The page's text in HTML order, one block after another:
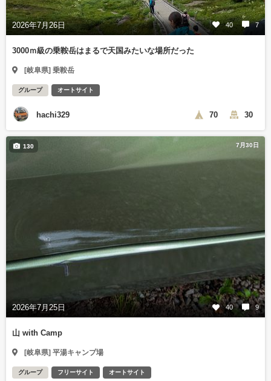
2026年7月26日 40 7
3000ｍ級の乗鞍岳はまるで天国みたいな場所だった
[岐阜県] 乗鞍岳
グループ オートサイト
hachi329 70 30
7月30日
2026年7月25日 40 9
130
山 with Camp
[岐阜県] 平湯キャンプ場
グループ フリーサイト オートサイト